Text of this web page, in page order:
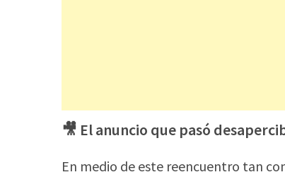
🎥 El anuncio que pasó
En medio de este reencuentro tan